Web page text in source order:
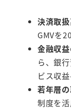
決済取
GMVを
金融収
ら、銀
ビス収
若年層
制度を